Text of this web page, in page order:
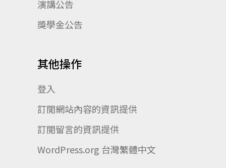
演講公告
獎學金公告
其他操作
登入
訂閱網站內容的資訊提供
訂閱留言的資訊提供
WordPress.org 台灣繁體中文